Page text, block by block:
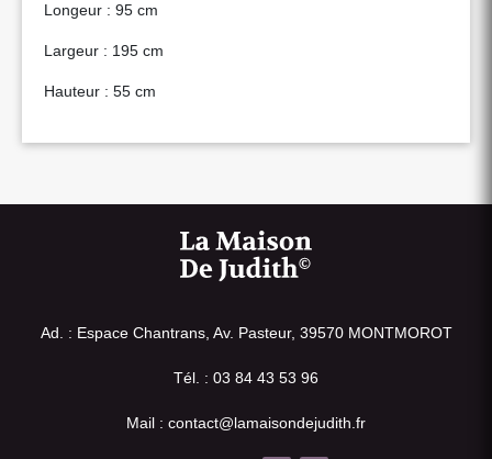
Longeur : 95 cm
Largeur : 195 cm
Hauteur : 55 cm
Ad. : Espace Chantrans, Av. Pasteur, 39570 MONTMOROT
Tél. : 03 84 43 53 96
Mail : contact@lamaisondejudith.fr